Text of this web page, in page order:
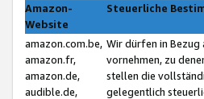
Amazon-
Website
Steuerliche
amazon.com.be,
amazon.fr,
amazon.de,
audible.de,
Wir dürfen in Bezug
vornehmen, zu
stellen die
gelegentlich